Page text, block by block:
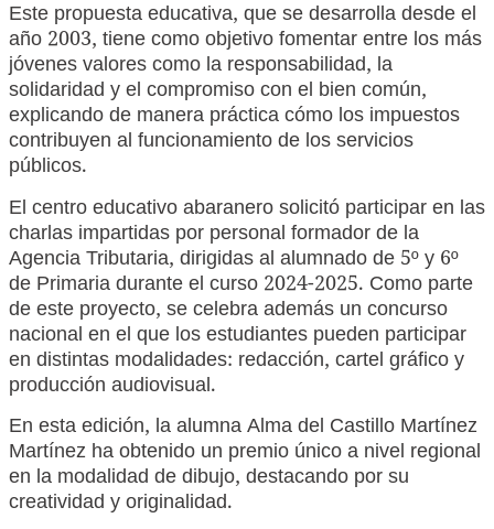
Este propuesta educativa, que se desarrolla desde el
año 2003, tiene como objetivo fomentar entre los más
jóvenes valores como la responsabilidad, la
solidaridad y el compromiso con el bien común,
explicando de manera práctica cómo los impuestos
contribuyen al funcionamiento de los servicios
públicos.
El centro educativo abaranero solicitó participar en las
charlas impartidas por personal formador de la
Agencia Tributaria, dirigidas al alumnado de 5º y 6º
de Primaria durante el curso 2024-2025. Como parte
de este proyecto, se celebra además un concurso
nacional en el que los estudiantes pueden participar
en distintas modalidades: redacción, cartel gráfico y
producción audiovisual.
En esta edición, la alumna Alma del Castillo Martínez
Martínez ha obtenido un premio único a nivel regional
en la modalidad de dibujo, destacando por su
creatividad y originalidad.